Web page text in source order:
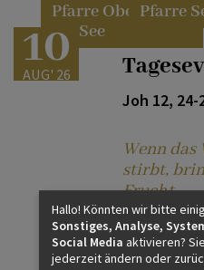
Pfarre Berndorf
bei Salzburg
Pfarre Obertrum
am See
Pfarre
10
AUG' 26
Joh 12, 24-
Wenn
stirbt,
Frucht
Hallo! Könnten wir bitte
Sonstiges, Analyse,
Social Media aktivieren?
jederzeit ändern oder